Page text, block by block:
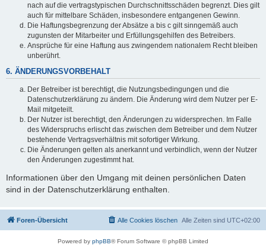
nach auf die vertragstypischen Durchschnittsschäden begrenzt. Dies gilt
auch für mittelbare Schäden, insbesondere entgangenen Gewinn.
Die Haftungsbegrenzung der Absätze a bis c gilt sinngemäß auch
zugunsten der Mitarbeiter und Erfüllungsgehilfen des Betreibers.
Ansprüche für eine Haftung aus zwingendem nationalem Recht bleiben
unberührt.
6. ÄNDERUNGSVORBEHALT
Der Betreiber ist berechtigt, die Nutzungsbedingungen und die
Datenschutzerklärung zu ändern. Die Änderung wird dem Nutzer per E-
Mail mitgeteilt.
Der Nutzer ist berechtigt, den Änderungen zu widersprechen. Im Falle
des Widerspruchs erlischt das zwischen dem Betreiber und dem Nutzer
bestehende Vertragsverhältnis mit sofortiger Wirkung.
Die Änderungen gelten als anerkannt und verbindlich, wenn der Nutzer
den Änderungen zugestimmt hat.
Informationen über den Umgang mit deinen persönlichen Daten
sind in der Datenschutzerklärung enthalten.
Foren-Übersicht Alle Zeiten sind UTC+02:00
Alle Cookies löschen
Powered by phpBB® Forum Software © phpBB Limited